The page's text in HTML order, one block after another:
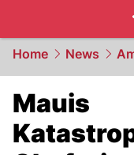
Home News
Mauis